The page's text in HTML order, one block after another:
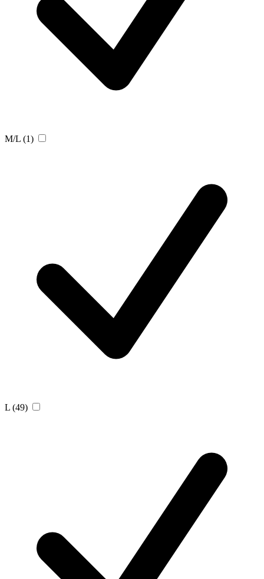
M/L (1)
L (49)